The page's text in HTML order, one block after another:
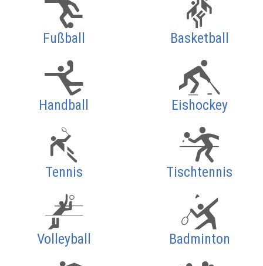
Fußball Basketball
Handball Eishockey
Tennis Tischtennis
Volleyball Badminton